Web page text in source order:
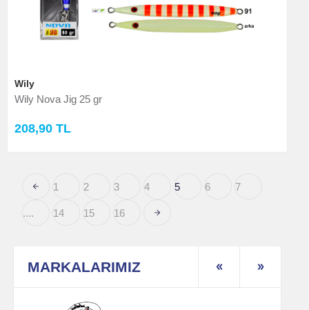
Wily
Wily Nova Jig 25 gr
208,90 TL
1 2 3 4 5 6 7
.... 14 15 16
MARKALARIMIZ